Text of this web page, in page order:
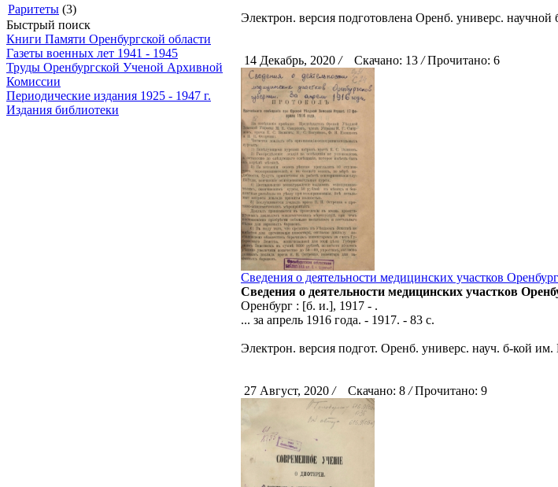
Раритеты (3)
Быстрый поиск
Книги Памяти Оренбургской области
Газеты военных лет 1941 - 1945
Труды Оренбургской Ученой Архивной
Комиссии
Периодические издания 1925 - 1947 г.
Издания библиотеки
Электрон. версия подготовлена Оренб. универс.
14 Декабрь, 2020 /Скачано: 13 /Прочитано: 6
Сведения о деятельности медицинских участков
Сведения о деятельности медицинских участков
Оренбург : [б. и.], 1917 - .
... за апрель 1916 года. - 1917. - 83 с.
Электрон. версия подгот. Оренб. универс. науч. б-кой
27 Август, 2020 /Скачано: 8 /Прочитано: 9